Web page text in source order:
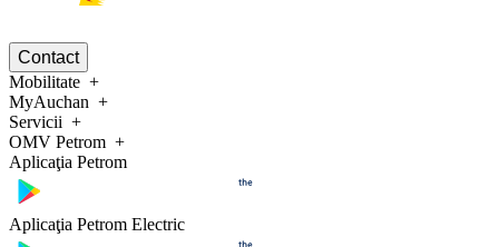
Contact
Mobilitate
MyAuchan
Servicii
OMV Petrom
Aplicaţia Petrom
Aplicaţia Petrom Electric